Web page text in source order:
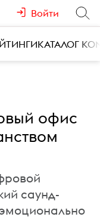
Войти
КАТАЛОГ
офис
саунд-